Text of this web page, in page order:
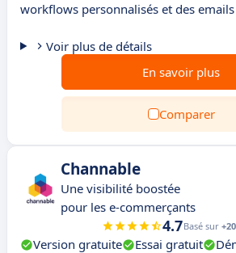
workflows personnalisés et des
Voir plus de détails
En savoir plus
Comparer
Channable
Une visibilité boostée
pour les e-commerçants
4.7Basé sur
Version gratuite Essai gratuit